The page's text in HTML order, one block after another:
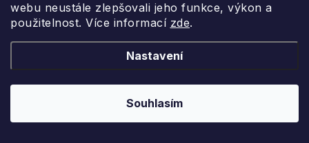
webu neustále zlepšovali jeho funkce, výkon a
použitelnost. Více informací zde.
Nastavení
Souhlasím
DARK AMBER <blessing>
Vonný difuzér, 250 ml
WHITE LOTUS |heaven|